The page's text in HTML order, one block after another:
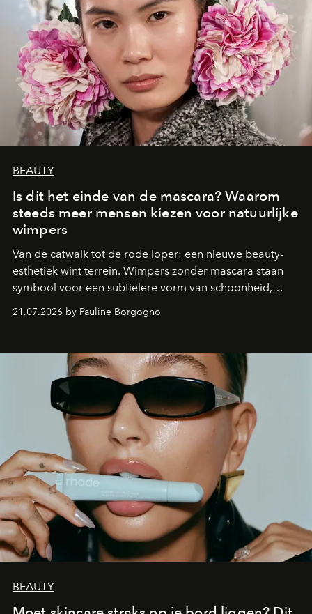
BEAUTY
Is dit het einde van de mascara? Waarom
steeds meer mensen kiezen voor natuurlijke
wimpers
Van de catwalk tot de rode loper: een nieuwe beauty-
esthetiek wint terrein. Wimpers zonder mascara staan
symbool voor een subtielere vorm van schoonheid,
aan make-up.
21.07.2026 by Pauline Borgogno
BEAUTY